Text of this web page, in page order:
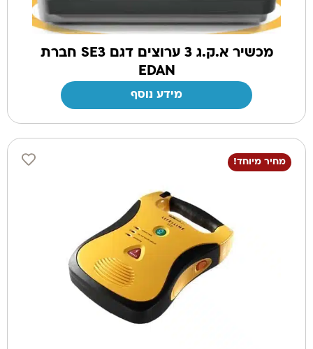
מכשיר א.ק.ג 3 ערוצים דגם SE3 חברת
EDAN
מידע נוסף
מחיר מיוחד!